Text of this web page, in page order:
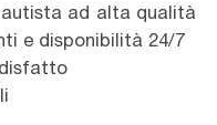
autista ad alta qualità
e disponibilità 24/7